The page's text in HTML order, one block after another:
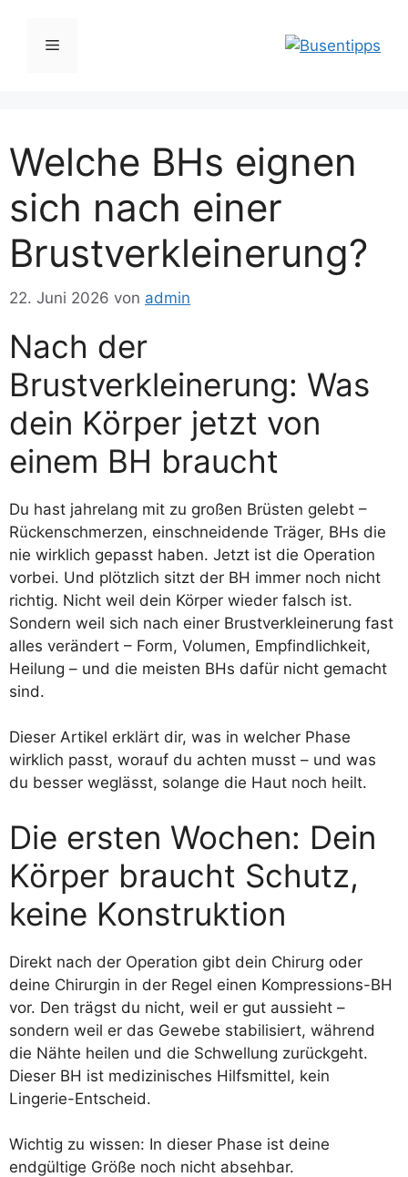
springen
Menü
Welche BHs eignen
sich nach einer
Brustverkleinerung?
22. Juni 2026 von admin
Nach der
Brustverkleinerung: Was
dein Körper jetzt von
einem BH braucht
Du hast jahrelang mit zu großen Brüsten gelebt –
Rückenschmerzen, einschneidende Träger, BHs die
nie wirklich gepasst haben. Jetzt ist die Operation
vorbei. Und plötzlich sitzt der BH immer noch nicht
richtig. Nicht weil dein Körper wieder falsch ist.
Sondern weil sich nach einer Brustverkleinerung fast
alles verändert – Form, Volumen, Empfindlichkeit,
Heilung – und die meisten BHs dafür nicht gemacht
sind.
Dieser Artikel erklärt dir, was in welcher Phase
wirklich passt, worauf du achten musst – und was
du besser weglässt, solange die Haut noch heilt.
Die ersten Wochen: Dein
Körper braucht Schutz,
keine Konstruktion
Direkt nach der Operation gibt dein Chirurg oder
deine Chirurgin in der Regel einen Kompressions-BH
vor. Den trägst du nicht, weil er gut aussieht –
sondern weil er das Gewebe stabilisiert, während
die Nähte heilen und die Schwellung zurückgeht.
Dieser BH ist medizinisches Hilfsmittel, kein
Lingerie-Entscheid.
Wichtig zu wissen: In dieser Phase ist deine
endgültige Größe noch nicht absehbar.